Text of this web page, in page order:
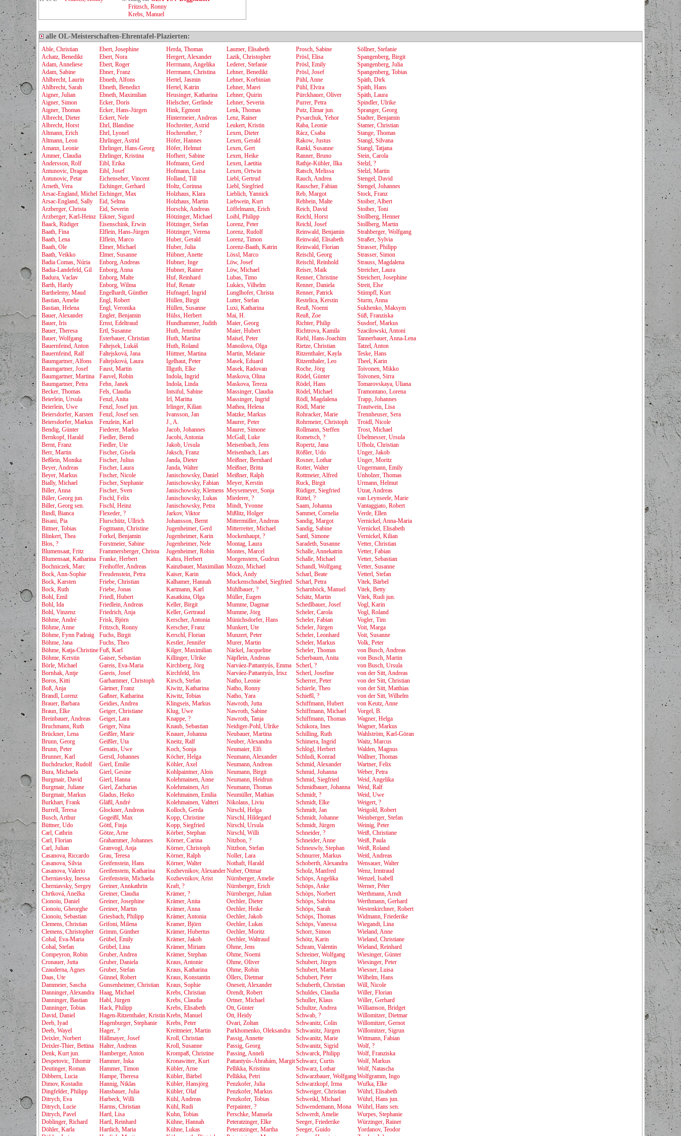
Fritzsch, Ronny
Krebs, Manuel
alle OL-Meisterschaften-Ehrentafel-Plazierten:
Able, Christian
Achatz, Benedikt
Adam, Anneliese
Adam, Sabine
Ahlbrecht, Laurin
Ahlbrecht, Sarah
Aigner, Julian
Aigner, Simon
Aigner, Thomas
Albrecht, Dieter
Albrecht, Horst
Altmann, Erich
Altmann, Leon
Amann, Leonie
Ammer, Claudia
Andersson, Rolf
Antunovic, Dragan
Antunovic, Petar
Arneth, Vera
Arsac-England, Michel
Arsac-England, Sally
Arzberger, Christa
Arzberger, Karl-Heinz
Baack, Rüdiger
Baath, Fina
Baath, Lena
Baath, Ole
Baath, Veikko
Badia Comas, Núria
Badia-Landefeld, Gil
Badura, Vaclav
Barth, Hardy
Barthelemy, Maud
Bastian, Amelie
Bastian, Helena
Bauer, Alexander
Bauer, Iris
Bauer, Theresa
Bauer, Wolfgang
Bauernfeind, Anton
Bauernfeind, Ralf
Baumgartner, Alfons
Baumgartner, Josef
Baumgartner, Martina
Baumgartner, Petra
Becker, Thomas
Beierlein, Ursula
Beierlein, Uwe
Beiersdorfer, Karsten
Beiersdorfer, Markus
Bendig, Günter
Bernkopf, Harald
Bernt, Franz
Berr, Martin
Beßlein, Monika
Beyer, Andreas
Beyer, Markus
Bially, Michael
Biller, Anna
Biller, Georg jun.
Biller, Georg sen.
Bindl, Bianca
Bisani, Pia
Bittner, Tobias
Blinkert, Thea
Blos, ?
Blumensaat, Fritz
Blumensaat, Katharina
Bochniczek, Marc
Bock, Ann-Sophie
Bock, Karsten
Bock, Ruth
Bohl, Emil
Bohl, Ida
Bohl, Vinzenz
Böhme, André
Böhme, Anne
Böhme, Fynn Padraig
Böhme, Jana
Böhme, Katja-Christine
Böhme, Kerstin
Börle, Michael
Bornhak, Antje
Boros, Kitti
Boß, Anja
Brandl, Lorenz
Brauer, Barbara
Braun, Elke
Breinbauer, Andreas
Bruchmann, Ruth
Brückner, Lena
Brunn, Georg
Brunn, Peter
Brunner, Karl
Buchdrucker, Rudolf
Bura, Michaela
Burgmair, David
Burgmair, Juliane
Burgmair, Markus
Burkhart, Frank
Burrell, Teresa
Busch, Arthur
Büttner, Udo
Carl, Cathrin
Carl, Florian
Carl, Julian
Casanova, Riccardo
Casanova, Silvia
Casanova, Valerio
Cherniavsky, Inessa
Cherniavsky, Sergey
Chrtková, Anežka
Cionoiu, Daniel
Cionoiu, Gheorghe
Cionoiu, Sebastian
Clemens, Christian
Clemens, Christopher
Cohal, Eva-Maria
Cohal, Stefan
Compeyron, Robin
Cronauer, Jutta
Czauderna, Agnes
Daas, Ute
Dammeier, Sascha
Danninger, Alexandra
Danninger, Bastian
Danninger, Tobias
David, Daniel
Deeb, Iyad
Deeb, Wayel
Deixler, Norbert
Deixler-Thier, Bettina
Denk, Kurt jun.
Despetovic, Tihomir
Deutinger, Roman
Dibbern, Lucia
Dimov, Kostadin
Dingfelder, Philipp
Ditrych, Eva
Ditrych, Lucie
Ditrych, Pavel
Doblinger, Richard
Döhler, Karla
Ebert, Josephine
Ebert, Nora
Ebert, Roger
Ebner, Franz
Ebneth, Alfons
Ebneth, Benedict
Ebneth, Maximilian
Ecker, Doris
Ecker, Hans-Jürgen
Eckert, Nele
Ehrl, Blandine
Ehrl, Lyonel
Ehrlinger, Astrid
Ehrlinger, Hans-Georg
Ehrlinger, Kristina
Eibl, Erika
Eibl, Josef
Eichenseher, Vincent
Eichinger, Gerhard
Eichinger, Max
Eid, Selma
Eid, Severin
Eikner, Sigurd
Eisenschink, Erwin
Elflein, Hans-Jürgen
Elflein, Marco
Elmer, Michael
Elmer, Susanne
Enborg, Andreas
Enborg, Anna
Enborg, Malte
Enborg, Wilma
Engelhardt, Günther
Engl, Robert
Engl, Veronika
Engler, Benjamin
Ernst, Edeltraud
Ertl, Susanne
Esterbauer, Christian
Faltejsek, Lukáš
Faltejsková, Jana
Faltejsková, Laura
Faust, Martin
Fauvel, Robin
Fehn, Janek
Fels, Claudia
Fenzl, Anita
Fenzl, Josef jun.
Fenzl, Josef sen.
Fenzlein, Karl
Fiederer, Marko
Fiedler, Bernd
Fiedler, Ute
Fischer, Gisela
Fischer, Julius
Fischer, Laura
Fischer, Nicole
Fischer, Stephanie
Fischer, Sven
Fischl, Felix
Fischl, Heinz
Flexeder, ?
Flurschütz, Ullrich
Fogtmann, Christine
Forkel, Benjamin
Forstmeier, Sabine
Frammersberger, Christa
Franke, Herbert
Freihoffer, Andreas
Freudenstein, Petra
Friebe, Christian
Friebe, Jonas
Friedl, Hubert
Friedlein, Andreas
Friedrich, Anja
Frisk, Björn
Fritzsch, Ronny
Fuchs, Birgit
Fuchs, Theo
Fuß, Karl
Gaiser, Sebastian
Gareis, Eva-Maria
Gareis, Josef
Garhammer, Christoph
Gärtner, Franz
Gaßner, Katharina
Geidies, Andrea
Geiger, Christiane
Geiger, Lara
Geiger, Nina
Geißler, Marie
Geißler, Uta
Genatis, Uwe
Gerstl, Johannes
Gierl, Emilie
Gierl, Gesine
Gierl, Hanna
Gierl, Zacharias
Gladus, Heiko
Gläßl, André
Glockner, Andreas
Gogeißl, Max
Göttl, Finja
Götze, Arne
Grahammer, Johannes
Granvogl, Anja
Grau, Teresa
Greifenstein, Hans
Greifenstein, Katharina
Greifenstein, Michaela
Greiner, Annkathrin
Greiner, Claudia
Greiner, Josephine
Greiner, Martin
Griesbach, Philipp
Grifoni, Milena
Grimm, Günther
Grübel, Emily
Grübel, Lina
Gruber, Andrea
Gruber, Daniela
Gruber, Stefan
Günnel, Robert
Gunsenheimer, Christian
Haag, Michael
Habl, Jürgen
Hack, Philipp
Hagen-Ritzenthaler, Kristin
Hagenburger, Stephanie
Hager, ?
Hällmayer, Josef
Halter, Andreas
Hamberger, Anton
Hammer, Inka
Hammer, Timon
Hampe, Theresa
Hannig, Niklas
Hansbauer, Julia
Harbeck, Willi
Harms, Christian
Hartl, Lisa
Hartl, Reinhard
Hartlich, Maria
Herda, Thomas
Hergert, Alexander
Herrmann, Angelika
Herrmann, Christina
Hertel, Jasmin
Hertel, Katrin
Heusinger, Katharina
Hielscher, Gerlinde
Hink, Egmont
Hintermeier, Andreas
Hochreiter, Astrid
Hochreuther, ?
Höfer, Hannes
Höfer, Helmut
Hofherr, Sabine
Hofmann, Gerd
Hofmann, Luisa
Holland, Till
Holtz, Corinna
Holzhaus, Klara
Holzhaus, Martin
Horschk, Andreas
Hötzinger, Michael
Hötzinger, Stefan
Hötzinger, Verena
Huber, Gerald
Huber, Julia
Hübner, Anette
Hubner, Inge
Hubner, Rainer
Huf, Reinhard
Huf, Renate
Hufnagel, Ingrid
Hüllen, Birgit
Hüllen, Susanne
Hülss, Herbert
Hundhammer, Judith
Huth, Jennifer
Huth, Martina
Huth, Roland
Hüttner, Martina
Igelhaut, Peter
Illguth, Elke
Indola, Ingrid
Indola, Linda
Intsiful, Sabine
Irl, Maritta
Irlinger, Kilian
Ivansson, Jan
J., A.
Jacob, Johannes
Jacobi, Antonia
Jakob, Ursula
Jaksch, Franz
Janda, Dieter
Janda, Walter
Janischowsky, Daniel
Janischowsky, Fabian
Janischowsky, Klemens
Janischowsky, Lukas
Janischowsky, Petra
Jarkov, Viktor
Johansson, Bernt
Jugenheimer, Gerd
Jugenheimer, Karin
Jugenheimer, Nele
Jugenheimer, Robin
Kahra, Herbert
Kainzbauer, Maximilian
Kaiser, Karin
Kalhamer, Hannah
Kartmann, Karl
Kasatkina, Olga
Keller, Birgit
Keller, Gertraud
Kerscher, Antonia
Kerscher, Franz
Kerschl, Florian
Kestler, Jennifer
Kilger, Maximilian
Killinger, Ulrike
Kirchberg, Jörg
Kirchfeld, Iris
Kirsch, Stefan
Kiwitz, Katharina
Kiwitz, Tobias
Klingseis, Markus
Klug, Uwe
Knappe, ?
Knaub, Sebastian
Knauer, Johanna
Kneitz, Ralf
Koch, Sonja
Köcher, Helga
Köhler, Axel
Kohlpaintner, Alois
Kolehmainen, Anne
Kolehmainen, Ari
Kolehmainen, Emilia
Kolehmainen, Valtteri
Kolloch, Gerda
Kopp, Christine
Kopp, Siegfried
Körber, Stephan
Körner, Carina
Körner, Christoph
Körner, Ralph
Körner, Walter
Kozhevnikov, Alexander
Kozhevnikov, Arist
Kraft, ?
Krämer, ?
Krämer, Anita
Krämer, Anna
Krämer, Antonia
Kramer, Björn
Krämer, Hubertus
Krämer, Jakob
Krämer, Miriam
Krämer, Stephan
Kraus, Antonie
Kraus, Katharina
Kraus, Konstantin
Kraus, Sophie
Krebs, Christian
Krebs, Claudia
Krebs, Elisabeth
Krebs, Manuel
Krebs, Peter
Kreitmeier, Martin
Kroll, Christian
Kroll, Susanne
Krompaß, Christine
Kronawitter, Kurt
Kübler, Arne
Kübler, Bärbel
Kübler, Hansjörg
Kübler, Olaf
Kühl, Andreas
Kühl, Rudi
Kuhn, Tobias
Kühne, Hannah
Kühne, Lukas
Laumer, Elisabeth
Lazik, Christopher
Lederer, Stefanie
Lehner, Benedikt
Lehner, Korbinian
Lehner, Marei
Lehner, Quirin
Lehner, Severin
Lenk, Thomas
Lenz, Rainer
Leukert, Kristin
Lexen, Dieter
Lexen, Gerald
Lexen, Gert
Lexen, Heike
Lexen, Laetitia
Lexen, Ortwin
Liebl, Gertrud
Liebl, Siegfried
Lieblich, Yannick
Liebwein, Kurt
Löffelmann, Erich
Loibl, Philipp
Lorenz, Peter
Lorenz, Rudolf
Lorenz, Timon
Lorenz-Baath, Katrin
Lössl, Marco
Löw, Josef
Löw, Michael
Lubas, Timo
Lukács, Vilhelm
Lunglhofer, Christa
Lutter, Stefan
Luxi, Katharina
Mai, H.
Maier, Georg
Maier, Hubert
Maisel, Peter
Manoilova, Olga
Martin, Melanie
Masek, Eduard
Masek, Radovan
Maskova, Olina
Maskova, Tereza
Massinger, Claudia
Massinger, Ingrid
Mathea, Helena
Matzke, Markus
Maurer, Peter
Maurer, Simone
McGall, Luke
Meisenbach, Jens
Meisenbach, Lars
Meißner, Bernhard
Meißner, Britta
Meißner, Ralph
Meyer, Kerstin
Meysemeyer, Sonja
Miederer, ?
Mindt, Yvonne
Mißlitz, Holger
Mittermüller, Andreas
Mitterreiter, Michael
Mockenhaupt, ?
Montag, Laura
Montes, Marcel
Morgenstern, Gudrun
Mozzo, Michael
Mück, Andy
Muckenschnabel, Siegfried
Mühlbauer, ?
Müller, Eugen
Mumme, Dagmar
Mumme, Jörg
Münichsdorfer, Hans
Munkert, Ute
Munzert, Peter
Murer, Martin
Näckel, Jacqueline
Näpflein, Andreas
Narváez-Pattantyús, Emma
Narváez-Pattantyús, Írisz
Natho, Leonie
Natho, Ronny
Natho, Yara
Nawroth, Jutta
Nawroth, Sabine
Nawroth, Tanja
Neidiger-Pohl, Ulrike
Neubauer, Martina
Neuber, Alexandra
Neumaier, Elfi
Neumann, Alexander
Neumann, Andreas
Neumann, Birgit
Neumann, Heidrun
Neumann, Thomas
Neumüller, Mathias
Nikolaus, Liviu
Nirschl, Helga
Nirschl, Hildegard
Nirschl, Ursula
Nirschl, Willi
Nitzbon, ?
Nitzbon, Stefan
Noller, Lara
Nothaft, Harald
Nuber, Ottmar
Nürnberger, Amelie
Nürnberger, Erich
Nürnberger, Julian
Oechler, Dieter
Oechler, Heike
Oechler, Jakob
Oechler, Lukas
Oechler, Moritz
Oechler, Waltraud
Ohme, Jens
Ohme, Noemi
Ohme, Oliver
Ohme, Robin
Öllers, Dietmar
Oneseit, Alexander
Orendt, Robert
Ortner, Michael
Ott, Günter
Ott, Heidy
Ovari, Zoltan
Parkhomenko, Oleksandra
Passig, Annette
Passig, Georg
Passing, Anneli
Pattantyús-Ábrahám, Margit
Pellikka, Kristiina
Pellikka, Petri
Penzkofer, Julia
Penzkofer, Markus
Penzkofer, Tobias
Perpainter, ?
Perschke, Manuela
Peteratzinger, Elke
Peteratzinger, Martha
Prosch, Sabine
Prösl, Elisa
Prösl, Emily
Prösl, Josef
Pühl, Anne
Pühl, Elvira
Pürckhauer, Oliver
Purrer, Petra
Putz, Elmar jun.
Pysarchuk, Yehor
Raba, Leonie
Rácz, Csaba
Rakow, Justus
Rankl, Susanne
Ranner, Bruno
Rathje-Kübler, Ilka
Ratsch, Melissa
Rauch, Andrea
Rauscher, Fabian
Reb, Margot
Rehbein, Malte
Reich, David
Reichl, Horst
Reichl, Josef
Reinwald, Benjamin
Reinwald, Elisabeth
Reinwald, Florian
Reischl, Georg
Reischl, Reinhold
Reiser, Maik
Renner, Christine
Renner, Daniela
Renner, Patrick
Restelica, Kerstin
Reuß, Noemi
Reuß, Zoe
Richter, Philip
Richtrova, Kamila
Riehl, Hans-Joachim
Rietze, Christian
Ritzenthaler, Kayla
Ritzenthaler, Leo
Roche, Jörg
Rödel, Günter
Rödel, Hans
Rödel, Michael
Rödl, Magdalena
Rödl, Marie
Rohracker, Marie
Rohrmeier, Christoph
Rollmann, Steffen
Rometsch, ?
Ropertz, Jana
Rößler, Udo
Rosner, Lothar
Rotter, Walter
Rottmeier, Alfred
Ruck, Birgit
Rüdiger, Siegfried
Rüttel, ?
Saam, Johanna
Sammet, Cornelia
Sandig, Margot
Sandig, Sabine
Santl, Simone
Saradeth, Susanne
Schalle, Annekatrin
Schalle, Michael
Schandl, Wolfgang
Scharl, Beate
Scharl, Petra
Scharnböck, Manuel
Schätz, Martin
Schedlbauer, Josef
Scheler, Carola
Scheler, Fabian
Scheler, Jürgen
Scheler, Leonhard
Scheler, Markus
Scheler, Thomas
Scherbaum, Anita
Scherl, ?
Scherl, Josefine
Scherrer, Peter
Schierle, Theo
Schießl, ?
Schiffmann, Hubert
Schiffmann, Michael
Schiffmann, Thomas
Schikora, Ines
Schilling, Ruth
Schimera, Ingrid
Schlögl, Herbert
Schludi, Konrad
Schmid, Alexander
Schmid, Johanna
Schmid, Siegfried
Schmidbauer, Johanna
Schmidt, ?
Schmidt, Elke
Schmidt, Jan
Schmidt, Johanne
Schmidt, Jürgen
Schneider, ?
Schneider, Anne
Schneuwly, Stephan
Schnurrer, Markus
Schoberth, Alexandra
Scholz, Manfred
Schöps, Angelika
Schöps, Anke
Schöps, Norbert
Schöps, Sabrina
Schöps, Sarah
Schöps, Thomas
Schöps, Vanessa
Schorr, Simon
Schötz, Karin
Schram, Valentin
Schreiner, Wolfgang
Schubert, Jürgen
Schubert, Martin
Schubert, Peter
Schuberth, Christian
Schuldes, Claudia
Schuller, Klaus
Schultze, Andrea
Schwab, ?
Schwanitz, Colin
Schwanitz, Jürgen
Schwanitz, Marie
Schwanitz, Sigrid
Schwarck, Philipp
Schwarz, Curtis
Schwarz, Lothar
Schwarzbauer, Wolfgang
Schwarzkopf, Irma
Schweiger, Christian
Schweikl, Michael
Schwendemann, Mona
Schwerdt, Amelie
Seeger, Friederike
Seeger, Guido
Söllner, Stefanie
Spangenberg, Birgit
Spangenberg, Julia
Spangenberg, Tobias
Späth, Dirk
Späth, Hans
Späth, Laura
Spindler, Ulrike
Spranger, Georg
Stadter, Benjamin
Stamer, Christian
Stange, Thomas
Stangl, Silvana
Stangl, Tatjana
Stein, Carola
Stelzl, ?
Stelzl, Martin
Stengel, David
Stengel, Johannes
Stock, Franz
Stoiber, Albert
Stoiber, Toni
Stollberg, Henner
Stollberg, Martin
Strahberger, Wolfgang
Straßer, Sylvia
Strasser, Philipp
Strasser, Simon
Strauss, Magdalena
Streicher, Laura
Streichert, Josephine
Streit, Else
Stümpfl, Kurt
Sturm, Anna
Sukhenko, Maksym
Süß, Franziska
Susdorf, Markus
Szacilowski, Antoni
Tannerbauer, Anna-Lena
Tatzel, Anton
Teske, Hans
Theel, Karin
Toivonen, Mikko
Toivonen, Sirra
Tomarovskaya, Uliana
Tramontano, Lorena
Trapp, Johannes
Trautwein, Lisa
Trennheuser, Sera
Troidl, Nicole
Trost, Michael
Übelmesser, Ursula
Ufholz, Christian
Unger, Jakob
Unger, Moritz
Ungermann, Emily
Unholzer, Thomas
Urmann, Helmut
Utzat, Andreas
van Leynseele, Marie
Vantaggiato, Robert
Verde, Ellen
Vernickel, Anna-Maria
Vernickel, Elisabeth
Vernickel, Kilian
Vetter, Christian
Vetter, Fabian
Vetter, Sebastian
Vetter, Susanne
Vetterl, Stefan
Vitek, Bärbel
Vitek, Betty
Vitek, Rudi jun.
Vogl, Karin
Vogl, Roland
Vogler, Tim
Voit, Marga
Voit, Susanne
Volk, Peter
von Busch, Andreas
von Busch, Martin
von Busch, Ursula
von der Sitt, Andreas
von der Sitt, Christian
von der Sitt, Matthias
von der Sitt, Wilhelm
von Keutz, Anne
Vorgel, B.
Wagner, Helga
Wagner, Markus
Wahlström, Karl-Göran
Waitz, Marcus
Walden, Magnus
Wallner, Thomas
Wartner, Felix
Weber, Petra
Weid, Angelika
Weid, Ralf
Weid, Uwe
Weigert, ?
Weigold, Robert
Weinberger, Stefan
Weinig, Peter
Weiß, Christiane
Weiß, Paula
Weiß, Roland
Weitl, Andreas
Wensauer, Walter
Wenz, Irmtraud
Wenzel, Isabell
Werner, Péter
Werthmann, Arndt
Werthmann, Gerhard
Westenkirchner, Robert
Widmann, Friederike
Wiegandt, Lina
Wieland, Anne
Wieland, Christiane
Wieland, Reinhard
Wiesinger, Günter
Wiesinger, Peter
Wiesner, Luisa
Wilhelm, Hans
Will, Nicole
Willer, Florian
Willer, Gerhard
Williamson, Bridget
Willomitzer, Dietmar
Willomitzer, Gernot
Willomitzer, Sigrun
Wittmann, Fabian
Wolf, ?
Wolf, Franziska
Wolf, Markus
Wolf, Natascha
Wolfgramm, Ingo
Wufka, Elke
Wührl, Elisabeth
Wührl, Hans jun.
Wührl, Hans sen.
Wurpes, Stephanie
Würzinger, Rainer
Yordanov, Teodor